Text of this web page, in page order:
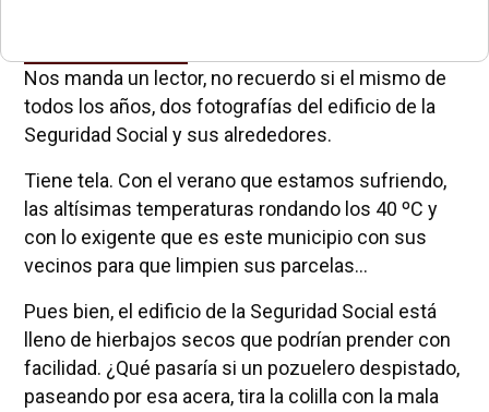
Nos manda un lector, no recuerdo si el mismo de
todos los años, dos fotografías del edificio de la
Seguridad Social y sus alrededores.
Tiene tela. Con el verano que estamos sufriendo,
las altísimas temperaturas rondando los 40 ºC y
con lo exigente que es este municipio con sus
vecinos para que limpien sus parcelas...
Pues bien, el edificio de la Seguridad Social está
lleno de hierbajos secos que podrían prender con
facilidad. ¿Qué pasaría si un pozuelero despistado,
paseando por esa acera, tira la colilla con la mala